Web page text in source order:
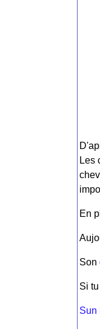
Les
En
Son
Si
Sun